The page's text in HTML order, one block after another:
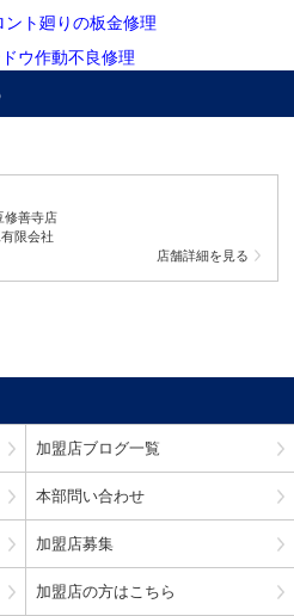
ト廻りの板金修理
ウ作動不良修理
修善寺店
限会社
店舗詳細を見る
加盟店ブログ一覧
本部問い合わせ
加盟店募集
加盟店の方はこちら